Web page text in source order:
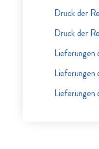
Druck der
Druck der
Lieferungen
Lieferungen
Lieferungen